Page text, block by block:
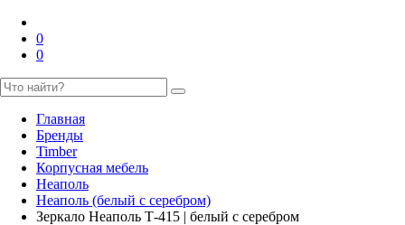
0
0
Главная
Бренды
Timber
Корпусная мебель
Неаполь
Неаполь (белый с серебром)
Зеркало Неаполь Т-415 | белый с серебром